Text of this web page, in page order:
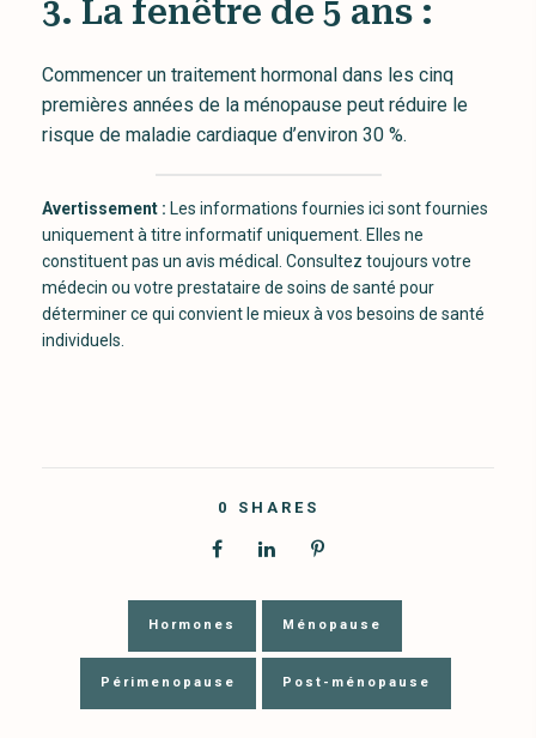
3. La fenêtre de 5 ans :
Commencer un traitement hormonal dans les cinq
premières années de la ménopause peut réduire le
risque de maladie cardiaque d’environ 30 %.
Avertissement : Les informations fournies ici sont fournies
uniquement à titre informatif uniquement. Elles ne
constituent pas un avis médical. Consultez toujours votre
médecin ou votre prestataire de soins de santé pour
déterminer ce qui convient le mieux à vos besoins de santé
individuels.
0 SHARES
Hormones Ménopause
Périmenopause Post-ménopause